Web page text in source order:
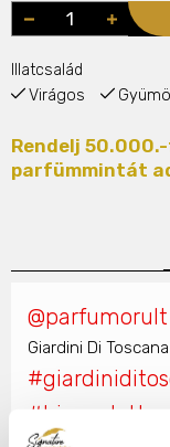
Illatcsalád
Virágos
Rendelj
parfümmintát
@parfumorult
Giardini Di
#biancolatte